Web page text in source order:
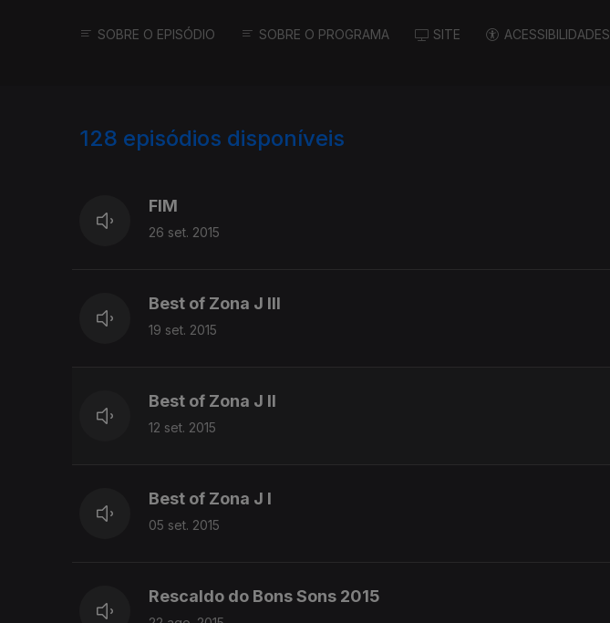
SOBRE O EPISÓDIO SOBRE O PROGRAMA SITE ACESSIBILIDADES
128 episódios disponíveis
FIM
26 set. 2015
Best of Zona J III
19 set. 2015
Best of Zona J II
12 set. 2015
Best of Zona J I
05 set. 2015
Rescaldo do Bons Sons 2015